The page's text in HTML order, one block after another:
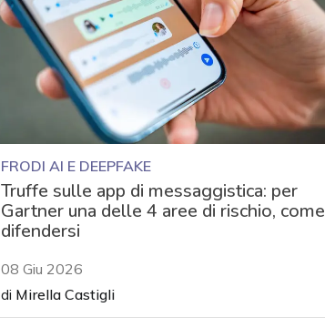
FRODI AI E DEEPFAKE
Truffe sulle app di messaggistica: per
Gartner una delle 4 aree di rischio, come
difendersi
08 Giu 2026
di Mirella Castigli